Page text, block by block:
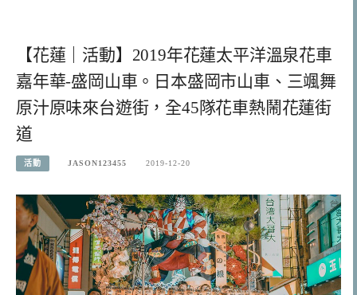
【花蓮｜活動】2019年花蓮太平洋溫泉花車
嘉年華-盛岡山車。日本盛岡市山車、三颯舞
原汁原味來台遊街，全45隊花車熱鬧花蓮街
道
活動 JASON123455 2019-12-20